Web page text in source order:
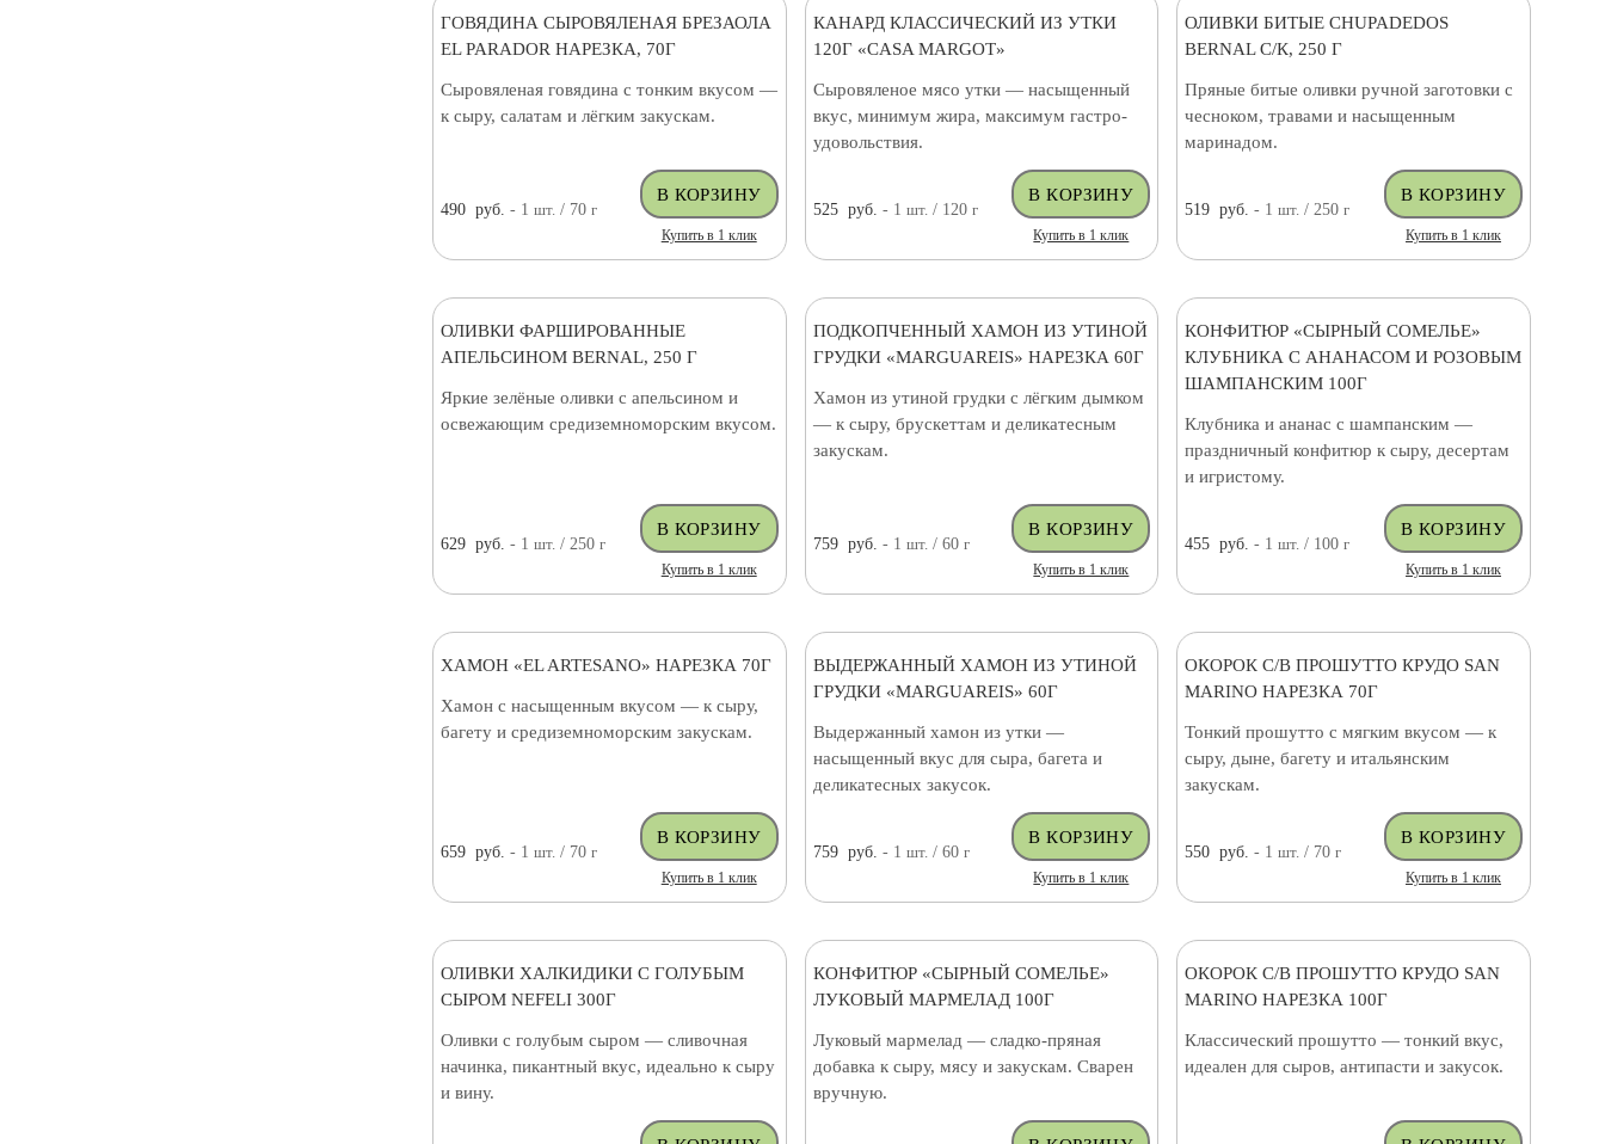
ГОВЯДИНА СЫРОВЯЛЕНАЯ БРЕЗАОЛА
EL PARADOR НАРЕЗКА, 70Г
Сыровяленая говядина с тонким вкусом —
к сыру, салатам и лёгким закускам.
490 руб. - 1 шт./ 70 г
Купить в 1 клик
КАНАРД КЛАССИЧЕСКИЙ ИЗ УТКИ
120Г «CASA MARGOT»
Сыровяленое мясо утки — насыщенный
вкус, минимум жира, максимум гастро-
удовольствия.
525 руб. - 1 шт./ 120 г
Купить в 1 клик
ОЛИВКИ БИТЫЕ CHUPADEDOS
BERNAL С/К, 250 Г
Пряные битые оливки ручной заготовки с
чесноком, травами и насыщенным
маринадом.
519 руб. - 1шт. / 250г
Купить в 1 клик
ОЛИВКИ ФАРШИРОВАННЫЕ
АПЕЛЬСИНОМ BERNAL, 250 Г
Яркие зелёные оливки с апельсином и
освежающим средиземноморским вкусом.
629 руб. - 1 шт./ 250 г
Купить в 1 клик
ПОДКОПЧЕННЫЙ ХАМОН ИЗ УТИНОЙ
ГРУДКИ «MARGUAREIS» НАРЕЗКА 60Г
Хамон из утиной грудки с лёгким дымком
— к сыру, брускеттам и деликатесным
закускам.
759 руб. - 1 шт./ 60 г
Купить в 1 клик
КОНФИТЮР «СЫРНЫЙ СОМЕЛЬЕ»
КЛУБНИКА С АНАНАСОМ И РОЗОВЫМ
ШАМПАНСКИМ 100Г
Клубника и ананас с шампанским —
праздничный конфитюр к сыру, десертам
и игристому.
455 руб. - 1шт. / 100г
Купить в 1 клик
ХАМОН «EL ARTESANO» НАРЕЗКА 70Г
Хамон с насыщенным вкусом — к сыру,
багету и средиземноморским закускам.
659 руб. - 1 шт./ 70 г
Купить в 1 клик
ВЫДЕРЖАННЫЙ ХАМОН ИЗ УТИНОЙ
ГРУДКИ «MARGUAREIS» 60Г
Выдержанный хамон из утки —
насыщенный вкус для сыра, багета и
деликатесных закусок.
759 руб. - 1 шт./ 60 г
Купить в 1 клик
ОКОРОК С/В ПРОШУТТО КРУДО SAN
MARINO НАРЕЗКА 70Г
Тонкий прошутто с мягким вкусом — к
сыру, дыне, багету и итальянским
закускам.
550 руб. - 1шт. / 70г
Купить в 1 клик
ОЛИВКИ ХАЛКИДИКИ С ГОЛУБЫМ
СЫРОМ NEFELI 300Г
Оливки с голубым сыром — сливочная
начинка, пикантный вкус, идеально к сыру
и вину.
КОНФИТЮР «СЫРНЫЙ СОМЕЛЬЕ»
ЛУКОВЫЙ МАРМЕЛАД 100Г
Луковый мармелад — сладко-пряная
добавка к сыру, мясу и закускам. Сварен
вручную.
ОКОРОК С/В ПРОШУТТО КРУДО SAN
MARINO НАРЕЗКА 100Г
Классический прошутто — тонкий вкус,
идеален для сыров, антипасти и закусок.